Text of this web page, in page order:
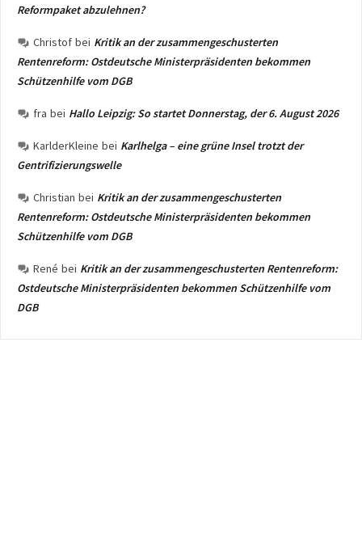
Reformpaket abzulehnen?
Christof bei Kritik an der zusammengeschusterten
Rentenreform: Ostdeutsche Ministerpräsidenten bekommen
Schützenhilfe vom DGB
fra bei Hallo Leipzig: So startet Donnerstag, der 6. August 2026
KarlderKleine bei Karlhelga – eine grüne Insel trotzt der
Gentrifizierungswelle
Christian bei Kritik an der zusammengeschusterten
Rentenreform: Ostdeutsche Ministerpräsidenten bekommen
Schützenhilfe vom DGB
René bei Kritik an der zusammengeschusterten Rentenreform:
Ostdeutsche Ministerpräsidenten bekommen Schützenhilfe vom
DGB